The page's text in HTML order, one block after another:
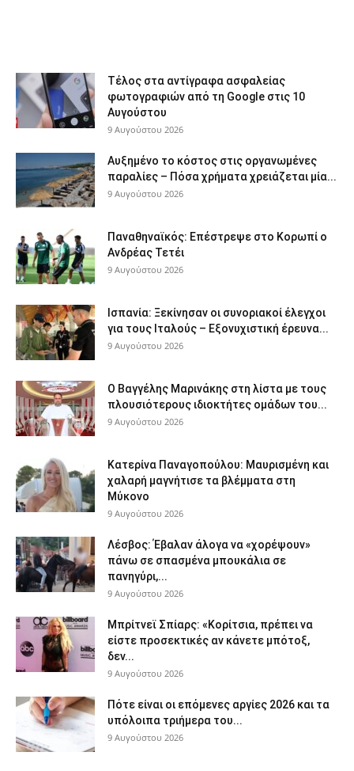
Τέλος στα αντίγραφα ασφαλείας
φωτογραφιών από τη Google στις 10
Αυγούστου
9 Αυγούστου 2026
Αυξημένο το κόστος στις οργανωμένες
παραλίες – Πόσα χρήματα χρειάζεται μία...
9 Αυγούστου 2026
Παναθηναϊκός: Επέστρεψε στο Κορωπί ο
Ανδρέας Τετέι
9 Αυγούστου 2026
Ισπανία: Ξεκίνησαν οι συνοριακοί έλεγχοι
για τους Ιταλούς – Εξονυχιστική έρευνα...
9 Αυγούστου 2026
Ο Βαγγέλης Μαρινάκης στη λίστα με τους
πλουσιότερους ιδιοκτήτες ομάδων του...
9 Αυγούστου 2026
Κατερίνα Παναγοπούλου: Μαυρισμένη και
χαλαρή μαγνήτισε τα βλέμματα στη
Μύκονο
9 Αυγούστου 2026
Λέσβος: Έβαλαν άλογα να «χορέψουν»
πάνω σε σπασμένα μπουκάλια σε
πανηγύρι,...
9 Αυγούστου 2026
Μπρίτνεϊ Σπίαρς: «Κορίτσια, πρέπει να
είστε προσεκτικές αν κάνετε μπότοξ,
δεν...
9 Αυγούστου 2026
Πότε είναι οι επόμενες αργίες 2026 και τα
υπόλοιπα τριήμερα του...
9 Αυγούστου 2026